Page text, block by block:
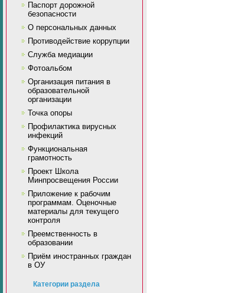
Паспорт дорожной
безопасности
О персональных данных
Противодействие коррупции
Служба медиации
Фотоальбом
Организация питания в
образовательной
организации
Точка опоры
Профилактика вирусных
инфекций
Функциональная
грамотность
Проект Школа
Минпросвещения России
Приложение к рабочим
программам. Оценочные
материалы для текущего
контроля
Преемственность в
образовании
Приём иностранных граждан
в ОУ
Категории раздела